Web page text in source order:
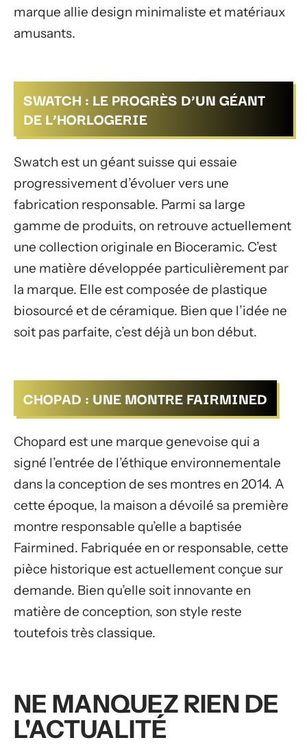
marque allie design minimaliste et matériaux
amusants.
SWATCH : LE PROGRÈS D’UN GÉANT
DE L’HORLOGERIE
Swatch est un géant suisse qui essaie
progressivement d’évoluer vers une
fabrication responsable. Parmi sa large
gamme de produits, on retrouve actuellement
une collection originale en Bioceramic. C’est
une matière développée particulièrement par
la marque. Elle est composée de plastique
biosourcé et de céramique. Bien que l’idée ne
soit pas parfaite, c’est déjà un bon début.
CHOPAD : UNE MONTRE FAIRMINED
Chopard est une marque genevoise qui a
signé l’entrée de l’éthique environnementale
dans la conception de ses montres en 2014. A
cette époque, la maison a dévoilé sa première
montre responsable qu’elle a baptisée
Fairmined. Fabriquée en or responsable, cette
pièce historique est actuellement conçue sur
demande. Bien qu’elle soit innovante en
matière de conception, son style reste
toutefois très classique.
NE MANQUEZ RIEN DE
L'ACTUALITÉ